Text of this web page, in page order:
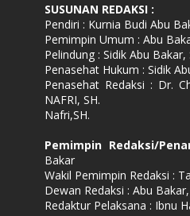
SUSUNAN REDAKSI :
Pendiri : Kurnia Budi Abu
Pemimpin Umum : Abu
Pelindung : Sidik Abu Bakar,
Penasehat Hukum : Sidik
Penasehat Redaksi : Dr.
NAFRI, SH.
Nafri,SH.
Pemimpin Redaksi/
Bakar
Wakil Pemimpin Redaksi :
Dewan Redaksi : Abu
Redaktur Pelaksana : Ibnu